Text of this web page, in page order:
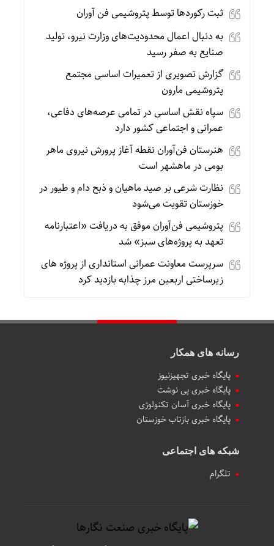
ثبت رکوردها توسط پتروشیمی فن آوران
به دنبال اعمال محدودیت‌های وزارت نیرو، تولید
صنایع به صفر رسید
گزارش تصویری از تعمیرات اساسی مجتمع
پتروشیمی مارون
سپاه نقش اساسی در تمامی عرصه‌های دفاعی،
عمرانی و اجتماعی کشور دارد
هنرستان فن‌آوران نقطه آغاز پرورش نیروی ماهر
بومی در ماهشهر است
نظارت شرعی بر صید ماهیان و ذبح دام و طیور در
خوزستان تقویت می‌شود
پتروشیمی فن‌آوران موفق به دریافت «اعتبارنامه
تعهد به پروژه‌های سبز» شد
سرپرست معاونت عمرانی استانداری از پروژه های
زیرساختی اربعین مرز چذابه بازدید کرد
رسانه های همکار
پایگاه خبری تجهیزنیوز
پایگاه خبری پی نوشت
پایگاه خبری آسان تکنولوژی
پایگاه خبری بازتاب خوزستان
شبکه های اجتماعی
تلگرام